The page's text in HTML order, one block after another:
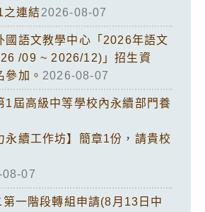
連結2026-08-07
國語文教學中心「2026年語文
/09 ~ 2026/12)」招生資
參加。 2026-08-07
1屆高級中等學校內永續部門養
永續工作坊】簡章1份，請貴校
07
一階段轉組申請(8月13日中